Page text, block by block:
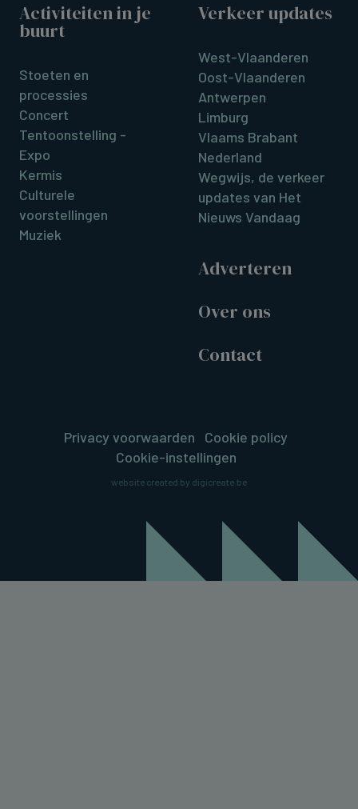
Activiteiten in je
buurt
Stoeten en
processies
Concert
Tentoonstelling -
Expo
Kermis
Culturele
voorstellingen
Muziek
Verkeer updates
West-Vlaanderen
Oost-Vlaanderen
Antwerpen
Limburg
Vlaams Brabant
Nederland
Wegwijs, de verkeer
updates van Het
Nieuws Vandaag
Adverteren
Over ons
Contact
Privacy voorwaarden
Cookie policy
Cookie-instellingen
website created by digicreate.be